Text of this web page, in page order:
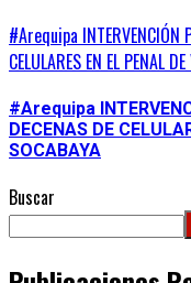
#Arequipa INTERVENCIÓN
CELULARES EN EL PENAL
#Arequipa
DECENAS DE
SOCABAYA
Buscar